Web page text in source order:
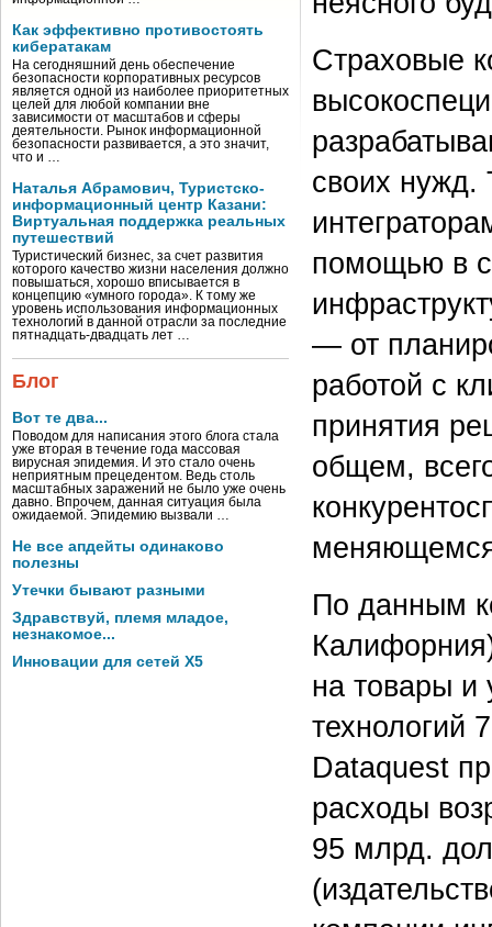
Как эффективно противостоять
кибератакам
На сегодняшний день обеспечение
безопасности корпоративных ресурсов
является одной из наиболее приоритетных
целей для любой компании вне
зависимости от масштабов и сферы
деятельности. Рынок информационной
безопасности развивается, а это значит,
что и …
Наталья Абрамович, Туристско-
информационный центр Казани:
Виртуальная поддержка реальных
путешествий
Туристический бизнес, за счет развития
которого качество жизни населения должно
повышаться, хорошо вписывается в
концепцию «умного города». К тому же
уровень использования информационных
технологий в данной отрасли за последние
пятнадцать-двадцать лет …
Блог
Вот те два...
Поводом для написания этого блога стала
уже вторая в течение года массовая
вирусная эпидемия. И это стало очень
неприятным прецедентом. Ведь столь
масштабных заражений не было уже очень
давно. Впрочем, данная ситуация была
ожидаемой. Эпидемию вызвали …
Не все апдейты одинаково
полезны
Утечки бывают разными
Здравствуй, племя младое,
незнакомое...
Инновации для сетей X5
Страховые
своих нужд.
помощью в
— от
работой с
принятия
общем,
По данным
на товары и
технологий
Dataquest
расходы
95 млрд.